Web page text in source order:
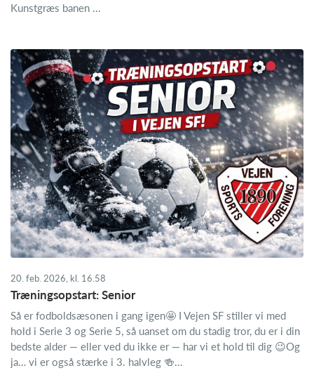
Kunstgræs banen ...
20. feb. 2026, kl. 16.58
Træningsopstart: Senior
Så er fodboldsæsonen i gang igen🤩 I Vejen SF stiller vi med
hold i Serie 3 og Serie 5, så uanset om du stadig tror, du er i din
bedste alder — eller ved du ikke er — har vi et hold til dig 😉Og
ja… vi er også stærke i 3. halvleg 🍻...